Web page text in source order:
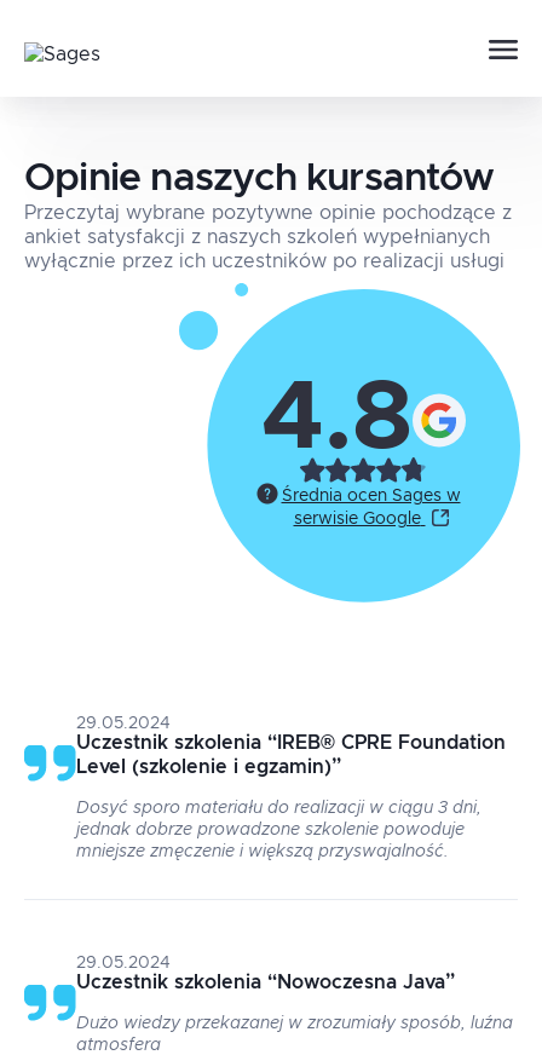
Opinie naszych kursantów
Przeczytaj wybrane pozytywne opinie pochodzące z
ankiet satysfakcji z naszych szkoleń wypełnianych
wyłącznie przez ich uczestników po realizacji usługi
4.8
Średnia ocen Sages w
serwisie Google
29.05.2024
Uczestnik szkolenia “ IREB® CPRE Foundation
Level (szkolenie i egzamin)”
Dosyć sporo materiału do realizacji w ciągu 3 dni,
jednak dobrze prowadzone szkolenie powoduje
mniejsze zmęczenie i większą przyswajalność.
29.05.2024
Uczestnik szkolenia “Nowoczesna Java”
Dużo wiedzy przekazanej w zrozumiały sposób, luźna
atmosfera